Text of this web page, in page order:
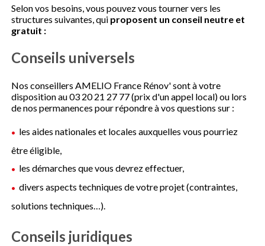
Selon vos besoins, vous pouvez vous tourner vers les
structures suivantes, qui proposent un conseil neutre et
gratuit :
Conseils universels
Nos conseillers AMELIO France Rénov' sont à votre
disposition au 03 20 21 27 77 (prix d'un appel local) ou lors
de nos permanences pour répondre à vos questions sur :
les aides nationales et locales auxquelles vous pourriez
être éligible,
les démarches que vous devrez effectuer,
divers aspects techniques de votre projet (contraintes,
solutions techniques…).
Conseils juridiques